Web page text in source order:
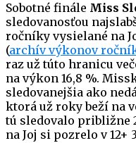
Sobotné finále Miss
sledovanosťou
ročníky vysielané na
(archív výkonov
raz už túto hranicu
na výkon 16,8 %.
sledovanejšia ako
ktorá už roky beží na
tú sledovalo približne
na Joj si pozrelo v 12+